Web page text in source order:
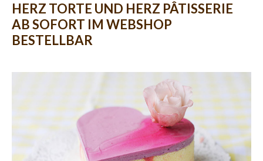
HERZ TORTE UND HERZ PÂTISSERIE
AB SOFORT IM WEBSHOP
BESTELLBAR